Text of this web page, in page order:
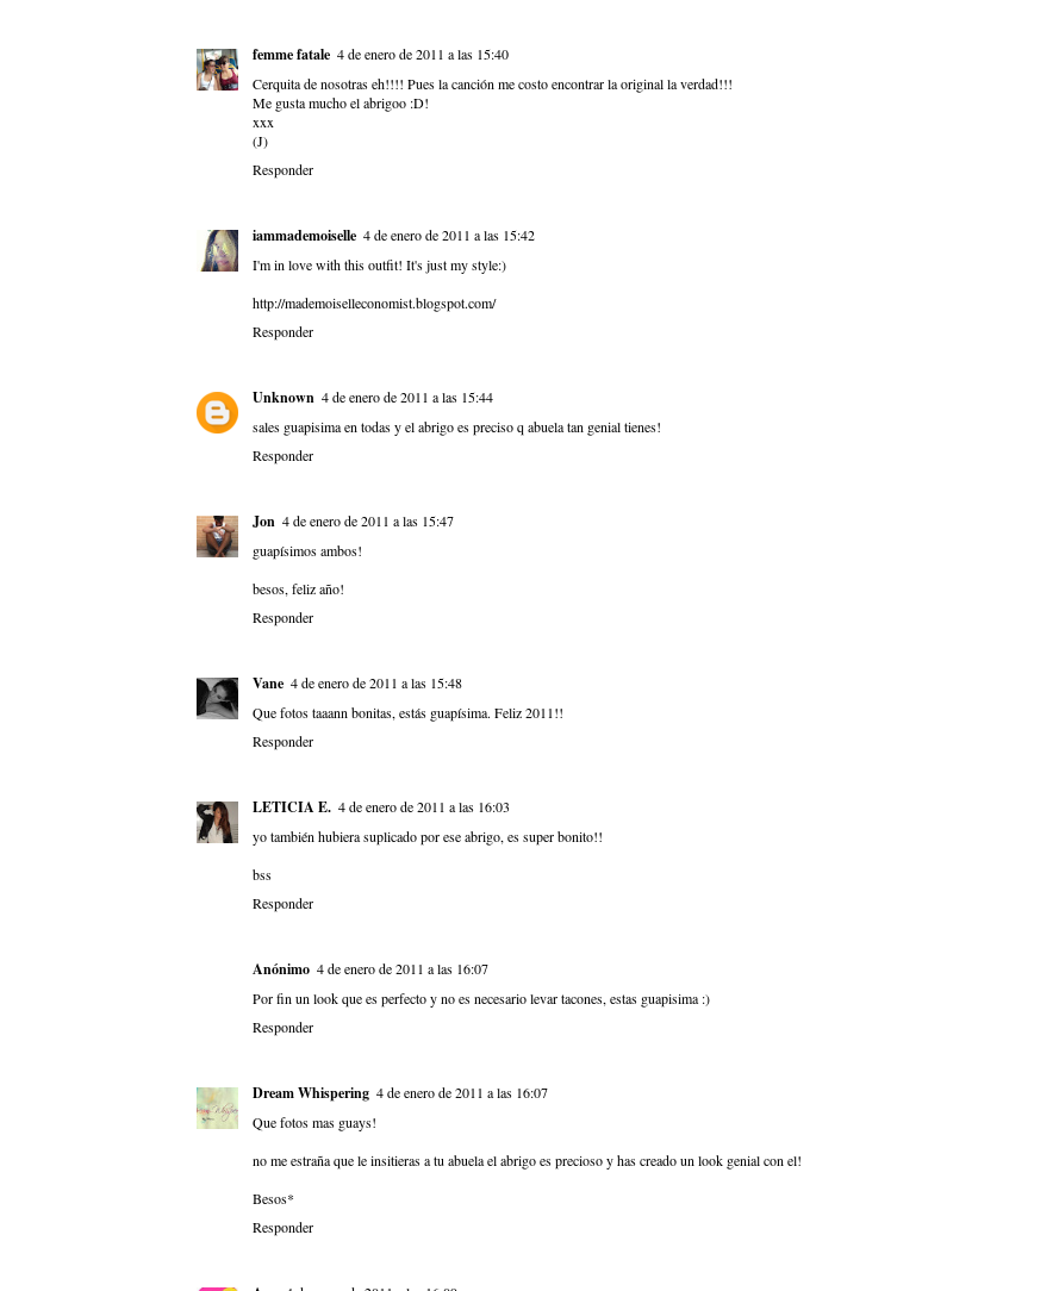
femme fatale 4 de enero de 2011 a las 15:40
Cerquita de nosotras eh!!!! Pues la canción me costo encontrar la original la verdad!!!
Me gusta mucho el abrigoo :D!
xxx
(J)
Responder
iammademoiselle 4 de enero de 2011 a las 15:42
I'm in love with this outfit! It's just my style:)
http://mademoiselleconomist.blogspot.com/
Responder
Unknown 4 de enero de 2011 a las 15:44
sales guapisima en todas y el abrigo es preciso q abuela tan genial tienes!
Responder
Jon 4 de enero de 2011 a las 15:47
guapísimos ambos!
besos, feliz año!
Responder
Vane 4 de enero de 2011 a las 15:48
Que fotos taaann bonitas, estás guapísima. Feliz 2011!!
Responder
LETICIA E. 4 de enero de 2011 a las 16:03
yo también hubiera suplicado por ese abrigo, es super bonito!!
bss
Responder
Anónimo 4 de enero de 2011 a las 16:07
Por fin un look que es perfecto y no es necesario levar tacones, estas guapisima :)
Responder
Dream Whispering 4 de enero de 2011 a las 16:07
Que fotos mas guays!
no me estraña que le insitieras a tu abuela el abrigo es precioso y has creado un look genial con el!
Besos*
Responder